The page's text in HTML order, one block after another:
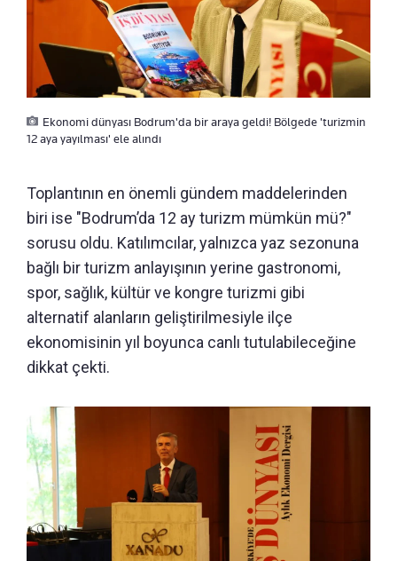
Ekonomi dünyası Bodrum'da bir araya geldi! Bölgede 'turizmin
12 aya yayılması' ele alındı
Toplantının en önemli gündem maddelerinden
biri ise "Bodrum’da 12 ay turizm mümkün mü?"
sorusu oldu. Katılımcılar, yalnızca yaz sezonuna
bağlı bir turizm anlayışının yerine gastronomi,
spor, sağlık, kültür ve kongre turizmi gibi
alternatif alanların geliştirilmesiyle ilçe
ekonomisinin yıl boyunca canlı tutulabileceğine
dikkat çekti.